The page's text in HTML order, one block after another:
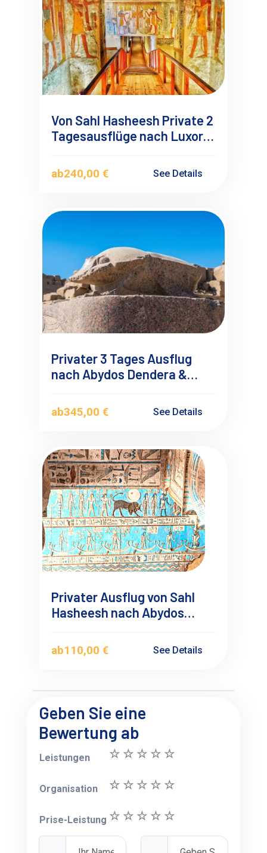
Von Sahl Hasheesh Private 2
Tagesausflüge nach Luxor
ab240,00 € See Details
Privater 3 Tages Ausflug
nach Abydos Dendera &
Übernachtung
ab345,00 € See Details
Privater Ausflug von Sahl
Hasheesh nach Abydos
ab110,00 € See Details
Geben Sie eine
Bewertung ab
Leistungen
Organisation
Prise-Leistung